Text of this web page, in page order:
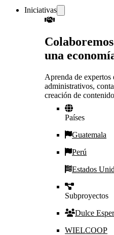
Iniciativas
una
Aprenda de expertos
administrativos,
creación de
Países
Guatemala
Perú
Estados
Subproyectos
Dulce
WIELCOOP